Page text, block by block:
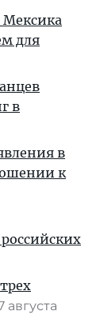
Мексика
для
в
в
к
августа